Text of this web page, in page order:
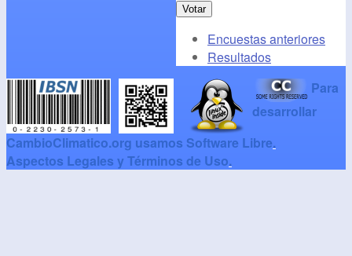
Encuestas anteriores
Resultados
Para
desarrollar
CambioClimatico.org usamos Software Libre.
Aspectos Legales y Términos de Uso.